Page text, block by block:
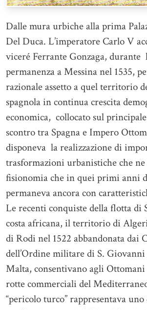
Dalle mura urbiche alla prima
Del Duca. L’imperatore Carlo V
viceré Ferrante Gonzaga, durante
permanenza a Messina nel 1535,
razionale assetto a quel territorio
spagnola in continua crescita
economica, collocato sul
scontro tra Spagna e Impero
disponeva la realizzazione di
trasformazioni urbanistiche che
fisionomia che in quei primi anni
permaneva ancora con
Le recenti conquiste della flotta di
costa africana, il territorio di Algeri
di Rodi nel 1522 abbandonata dai
dell’Ordine militare di S.
Malta, consentivano agli
rotte commerciali del
“pericolo turco” rappresentava